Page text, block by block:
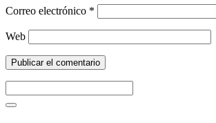
Correo electrónico *
Web